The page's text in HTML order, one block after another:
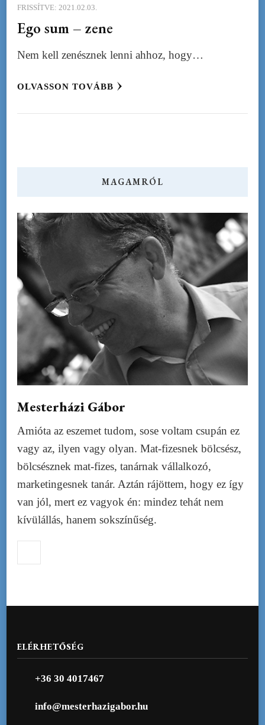
FRISSÍTVE: 2021.02.03.
Ego sum – zene
Nem kell zenésznek lenni ahhoz, hogy…
OLVASSON TOVÁBB
MAGAMRÓL
Mesterházi Gábor
Amióta az eszemet tudom, sose voltam csupán ez
vagy az, ilyen vagy olyan. Mat-fizesnek bölcsész,
bölcsésznek mat-fizes, tanárnak vállalkozó,
marketingesnek tanár. Aztán rájöttem, hogy ez így
van jól, mert ez vagyok én: mindez tehát nem
kívülállás, hanem sokszínűség.
ELÉRHETŐSÉG
+36 30 4017467
info@mesterhazigabor.hu